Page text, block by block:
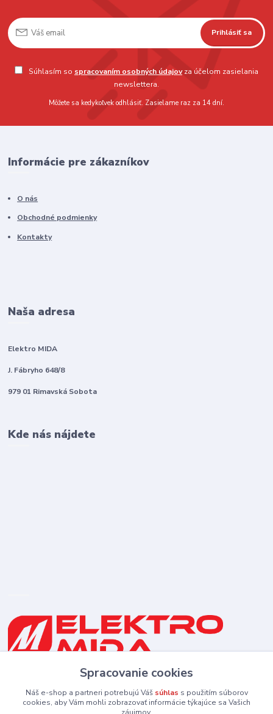
Prihlásiť sa
Súhlasím so spracovaním osobných údajovza účelom zasielania
newslettera.
Môžete sa kedykoľvek odhlásiť. Zasielame raz za 14 dní.
Informácie pre zákazníkov
O nás
Obchodné podmienky
Kontakty
Naša adresa
Elektro MIDA
J. Fábryho 648/8
979 01 Rimavská Sobota
Kde nás nájdete
(Po-Pia 8-16:30 hod., So 8:30-11:30)
Spracovanie cookies
Náš e-shop a partneri potrebujú Váš súhlas s použitím súborov
cookies, aby Vám mohli zobrazovať informácie týkajúce sa Vašich
záujmov.